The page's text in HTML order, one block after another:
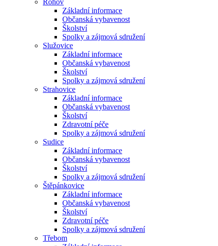
Rohov
Základní informace
Občanská vybavenost
Školství
Spolky a zájmová sdružení
Služovice
Základní informace
Občanská vybavenost
Školství
Spolky a zájmová sdružení
Strahovice
Základní informace
Občanská vybavenost
Školství
Zdravotní péče
Spolky a zájmová sdružení
Sudice
Základní informace
Občanská vybavenost
Školství
Spolky a zájmová sdružení
Štěpánkovice
Základní informace
Občanská vybavenost
Školství
Zdravotní péče
Spolky a zájmová sdružení
Třebom